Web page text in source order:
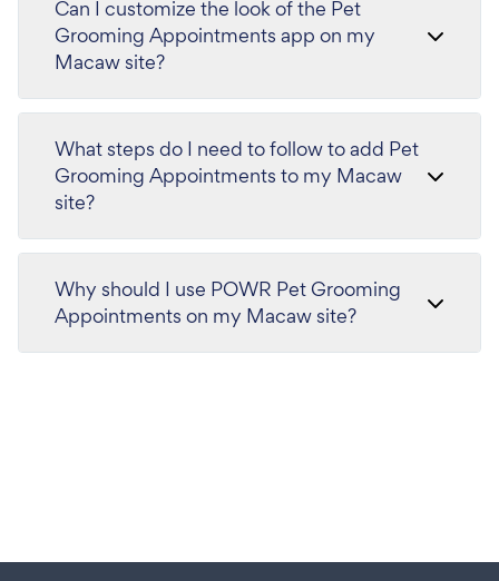
Can I customize the look of the Pet
Grooming Appointments app on my
Macaw site?
What steps do I need to follow to add Pet
Grooming Appointments to my Macaw
site?
Why should I use POWR Pet Grooming
Appointments on my Macaw site?